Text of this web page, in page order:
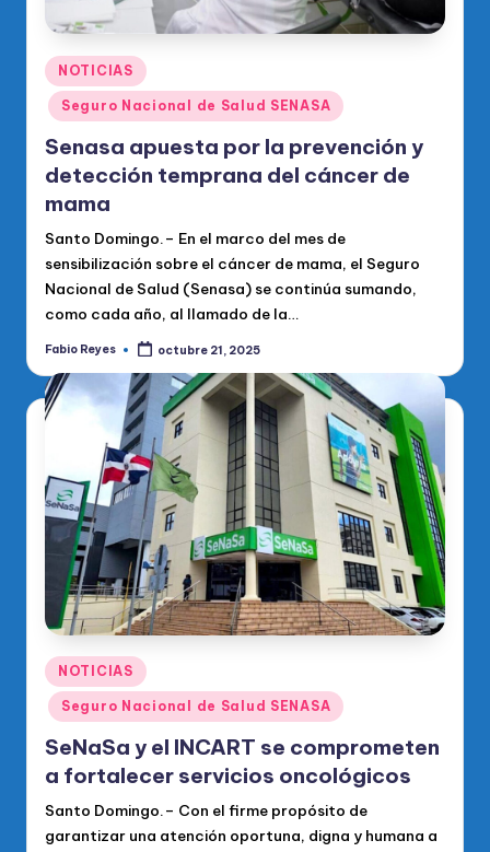
Publicado
en
NOTICIAS
Seguro Nacional de Salud SENASA
Senasa apuesta por la prevención y
detección temprana del cáncer de
mama
Santo Domingo.– En el marco del mes de
sensibilización sobre el cáncer de mama, el Seguro
Nacional de Salud (Senasa) se continúa sumando,
como cada año, al llamado de la…
Publicado
Fabio Reyes octubre 21, 2025
Publicado
en
NOTICIAS
Seguro Nacional de Salud SENASA
SeNaSa y el INCART se comprometen
a fortalecer servicios oncológicos
Santo Domingo.– Con el firme propósito de
garantizar una atención oportuna, digna y humana a